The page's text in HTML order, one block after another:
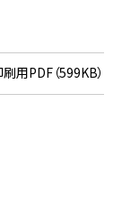
用PDF（599KB）